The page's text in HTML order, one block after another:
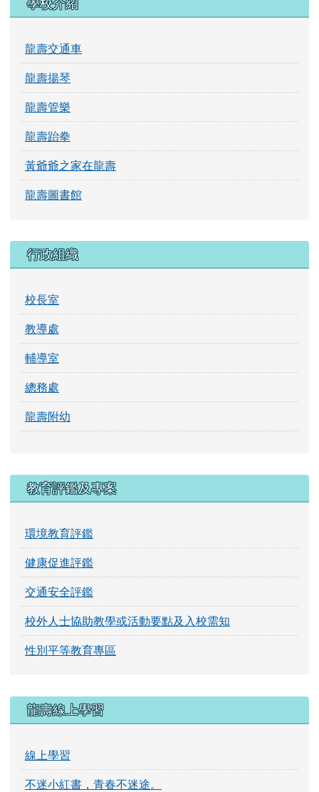
龍壽交通車
龍壽揚琴
龍壽管樂
龍壽跆拳
黃爺爺之家在龍壽
龍壽圖書館
行政組織
校長室
教導處
輔導室
總務處
龍壽附幼
教育評鑑及專案
環境教育評鑑
健康促進評鑑
交通安全評鑑
校外人士協助教學或活動要點及入校需知
性別平等教育專區
龍壽線上學習
線上學習
不迷小紅書，青春不迷途。